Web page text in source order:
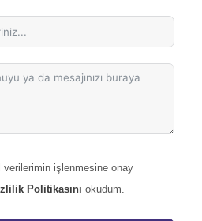
işlenmesine onay
Politikasını okudum.